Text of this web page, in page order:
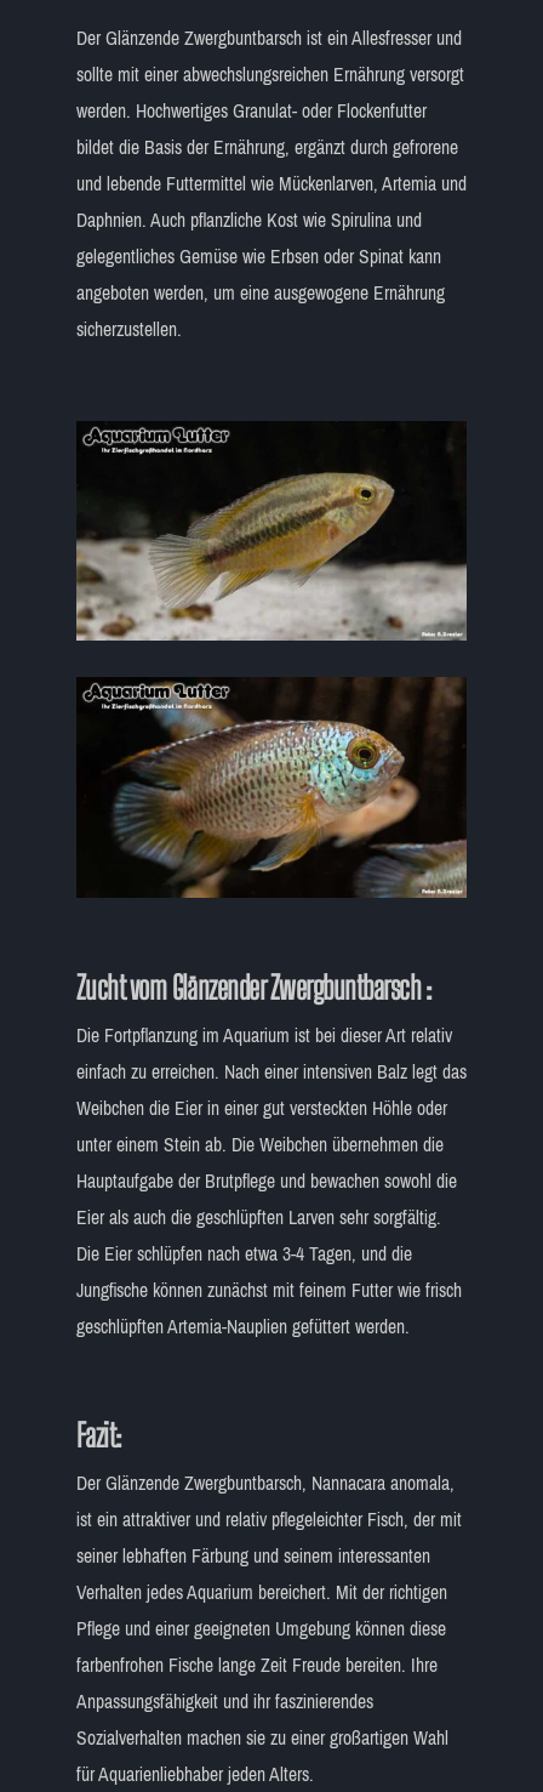
Der Glänzende Zwergbuntbarsch ist ein Allesfresser und
sollte mit einer abwechslungsreichen Ernährung versorgt
werden. Hochwertiges Granulat- oder Flockenfutter
bildet die Basis der Ernährung, ergänzt durch gefrorene
und lebende Futtermittel wie Mückenlarven, Artemia und
Daphnien. Auch pflanzliche Kost wie Spirulina und
gelegentliches Gemüse wie Erbsen oder Spinat kann
angeboten werden, um eine ausgewogene Ernährung
sicherzustellen.
Zucht vom Glänzender Zwergbuntbarsch :
Die Fortpflanzung im Aquarium ist bei dieser Art relativ
einfach zu erreichen. Nach einer intensiven Balz legt das
Weibchen die Eier in einer gut versteckten Höhle oder
unter einem Stein ab. Die Weibchen übernehmen die
Hauptaufgabe der Brutpflege und bewachen sowohl die
Eier als auch die geschlüpften Larven sehr sorgfältig.
Die Eier schlüpfen nach etwa 3-4 Tagen, und die
Jungfische können zunächst mit feinem Futter wie frisch
geschlüpften Artemia-Nauplien gefüttert werden.
Fazit:
Der Glänzende Zwergbuntbarsch, Nannacara anomala,
ist ein attraktiver und relativ pflegeleichter Fisch, der mit
seiner lebhaften Färbung und seinem interessanten
Verhalten jedes Aquarium bereichert. Mit der richtigen
Pflege und einer geeigneten Umgebung können diese
farbenfrohen Fische lange Zeit Freude bereiten. Ihre
Anpassungsfähigkeit und ihr faszinierendes
Sozialverhalten machen sie zu einer großartigen Wahl
für Aquarienliebhaber jeden Alters.